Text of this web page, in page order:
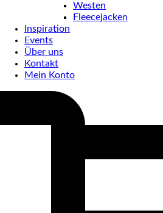
Westen
Fleecejacken
Inspiration
Events
Über uns
Kontakt
Mein Konto